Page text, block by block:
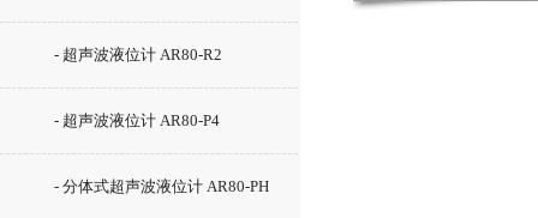
型）SYC-UHZ-15/C5
- 超声波液位计 AR80-R2
- 超声波液位计 AR80-P4
- 分体式超声波液位计 AR80-PH